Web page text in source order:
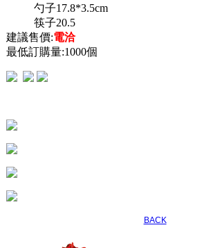
勺子17.8*3.5cm
筷子20.5
建議售價:電洽
最低訂購量:1000個
BACK